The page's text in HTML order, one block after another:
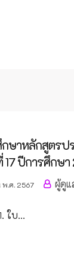
ษาหลักสูตรป
17 ปีการศึกษ
พ.ศ. 2567 ผู้ดู
ใบ...